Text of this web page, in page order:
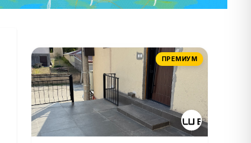
ПРЕМИУМ